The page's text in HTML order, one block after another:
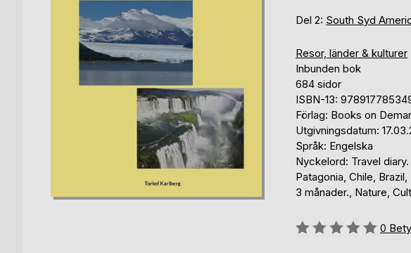
images
gallery
images
gallery
Del 2: South Syd
Resor, länder & kulturer
Inbunden bok
684 sidor
ISBN-13:
Förlag: Books on
Utgivningsdatum:
Språk: Engelska
Nyckelord: Travel
Patagonia, Chile,
3 månader., Nature,
Betyg::
0